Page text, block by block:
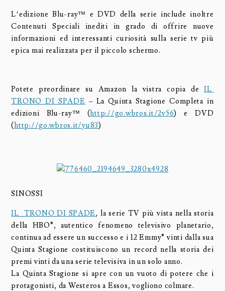
L’edizione Blu-ray™ e DVD della serie include inoltre
Contenuti Speciali inediti in grado di offrire nuove
informazioni ed interessanti curiosità sulla serie tv più
epica mai realizzata per il piccolo schermo.
Potete preordinare su Amazon la vistra copia deIL
TRONO DI SPADE – La Quinta Stagione Completa in
edizioni Blu-ray™ (http://go.wbros.it/2v56) e DVD
(http://go.wbros.it/yu83)
SINOSSI
IL TRONO DI SPADE, la serie TV più vista nella storia
della HBO®, autentico fenomeno televisivo planetario,
continua ad essere un successo e i 12 Emmy® vinti dalla sua
Quinta Stagione costituiscono un record nella storia dei
premi vinti da una serie televisiva in un solo anno.
La Quinta Stagione si apre con un vuoto di potere che i
protagonisti, da Westeros a Essos, vogliono colmare.